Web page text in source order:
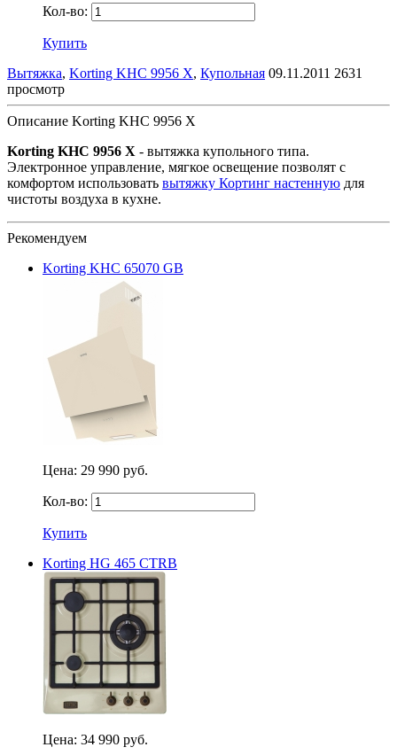
Кол-во:
Купить
Вытяжка, Korting KHC 9956 X, Купольная 09.11.2011 2631
просмотр
Описание Korting KHC 9956 X
Korting KHC 9956 X - вытяжка купольного типа.
Электронное управление, мягкое освещение позволят с
комфортом использовать вытяжку Кортинг настенную для
чистоты воздуха в кухне.
Рекомендуем
Korting KHC 65070 GB
Цена: 29 990 руб.
Кол-во:
Купить
Korting HG 465 CTRB
Цена: 34 990 руб.